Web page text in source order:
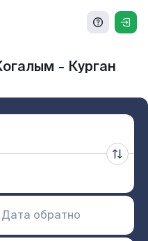
- Курган